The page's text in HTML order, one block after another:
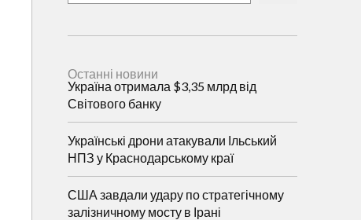
Останні новини
Україна отримала $3,35 млрд від
Світового банку
Українські дрони атакували Ільський
НПЗ у Краснодарському краї
США завдали удару по стратегічному
залізничному мосту в Ірані